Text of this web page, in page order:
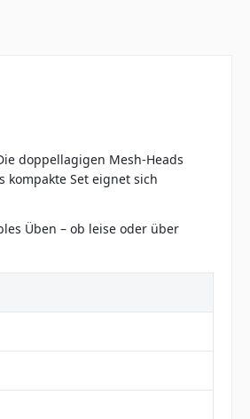
doppellagigen Mesh-Heads
kompakte Set eignet sich
Üben – ob leise oder über